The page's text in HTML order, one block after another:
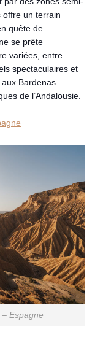
offre un terrain
quête de
se prête
variées, entre
spectaculaires et
aux Bardenas
de l’Andalousie.
Espagne